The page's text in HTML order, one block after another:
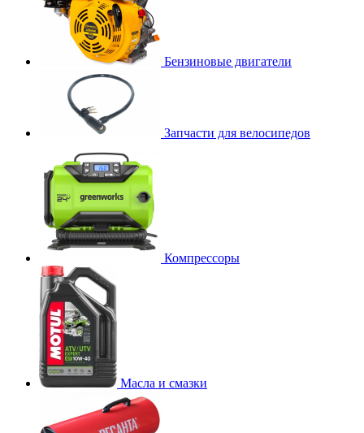
Бензиновые двигатели
Запчасти для велосипедов
Компрессоры
Масла и смазки